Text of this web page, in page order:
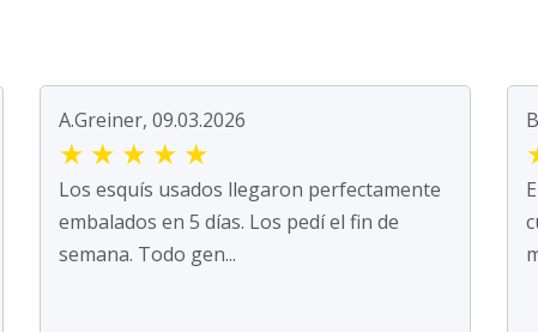
A.Greiner, 09.03.2026
★ ★ ★ ★ ★
Los esquís usados llegaron perfectamente
embalados en 5 días. Los pedí el fin de
semana. Todo gen...